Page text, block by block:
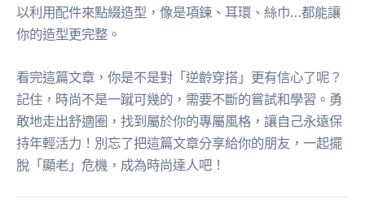
以利用配件來點綴造型，像是項鍊、耳環、絲巾…都能讓
你的造型更完整。
看完這篇文章，你是不是對「逆齡穿搭」更有信心了呢？
記住，時尚不是一蹴可幾的，需要不斷的嘗試和學習。勇
敢地走出舒適圈，找到屬於你的專屬風格，讓自己永遠保
持年輕活力！別忘了把這篇文章分享給你的朋友，一起擺
脫「顯老」危機，成為時尚達人吧！